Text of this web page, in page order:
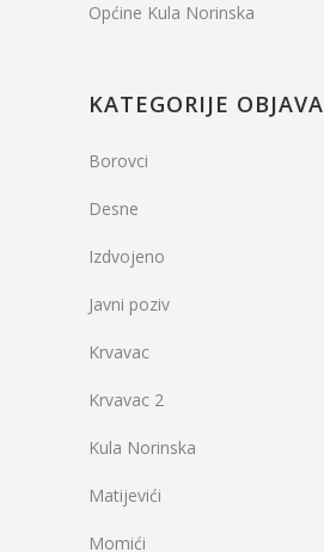
Općine Kula Norinska
KATEGORIJE OBJAVA
Borovci
Desne
Izdvojeno
Javni poziv
Krvavac
Krvavac 2
Kula Norinska
Matijevići
Momići